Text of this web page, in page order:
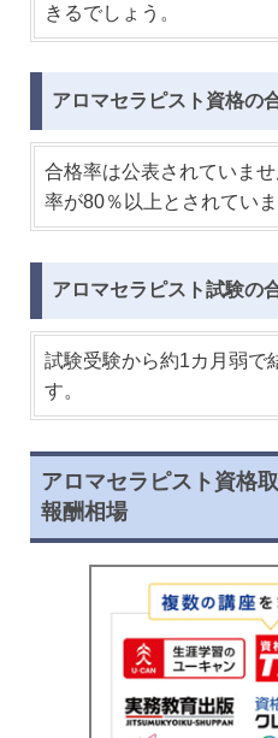
きるでしょう。
アロマセラピスト資格の
合格率は公表されていま
率が80％以上とされていま
アロマセラピスト試験の
試験受験から約1カ月弱で
す。
アロマセラピスト資格
報酬相場